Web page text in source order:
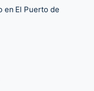
en El Puerto de